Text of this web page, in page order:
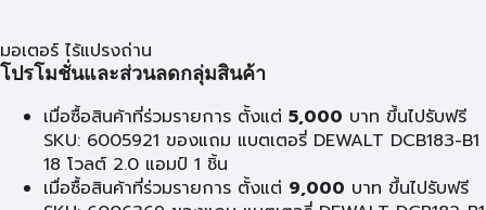
มอเตอร์ ไร้แปรงถ่าน
โปรโมชั่นและส่วนลดกลุ่มสินค้า
เมื่อซื้อสินค้าที่ร่วมรายการ ตั้งแต่ 5,000 บาท ขึ้นไปรับฟรี
SKU: 6005921 ของแถม แบตเตอรี่ DEWALT DCB183-B1
18 โวลต์ 2.0 แอมป์ 1 ชิ้น
เมื่อซื้อสินค้าที่ร่วมรายการ ตั้งแต่ 9,000 บาท ขึ้นไปรับฟรี